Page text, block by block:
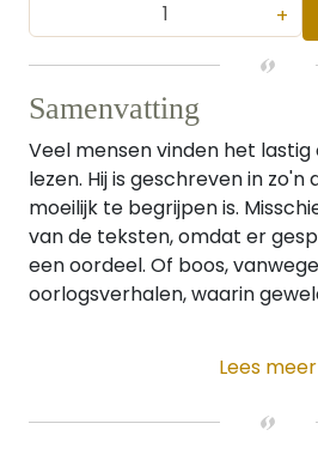
+
Samenvatting
Veel mensen vinden het lastig
lezen. Hij is geschreven in zo'n
moeilijk te begrijpen is.
van de teksten, omdat er
een oordeel. Of boos,
oorlogsverhalen, waarin
Lees meer